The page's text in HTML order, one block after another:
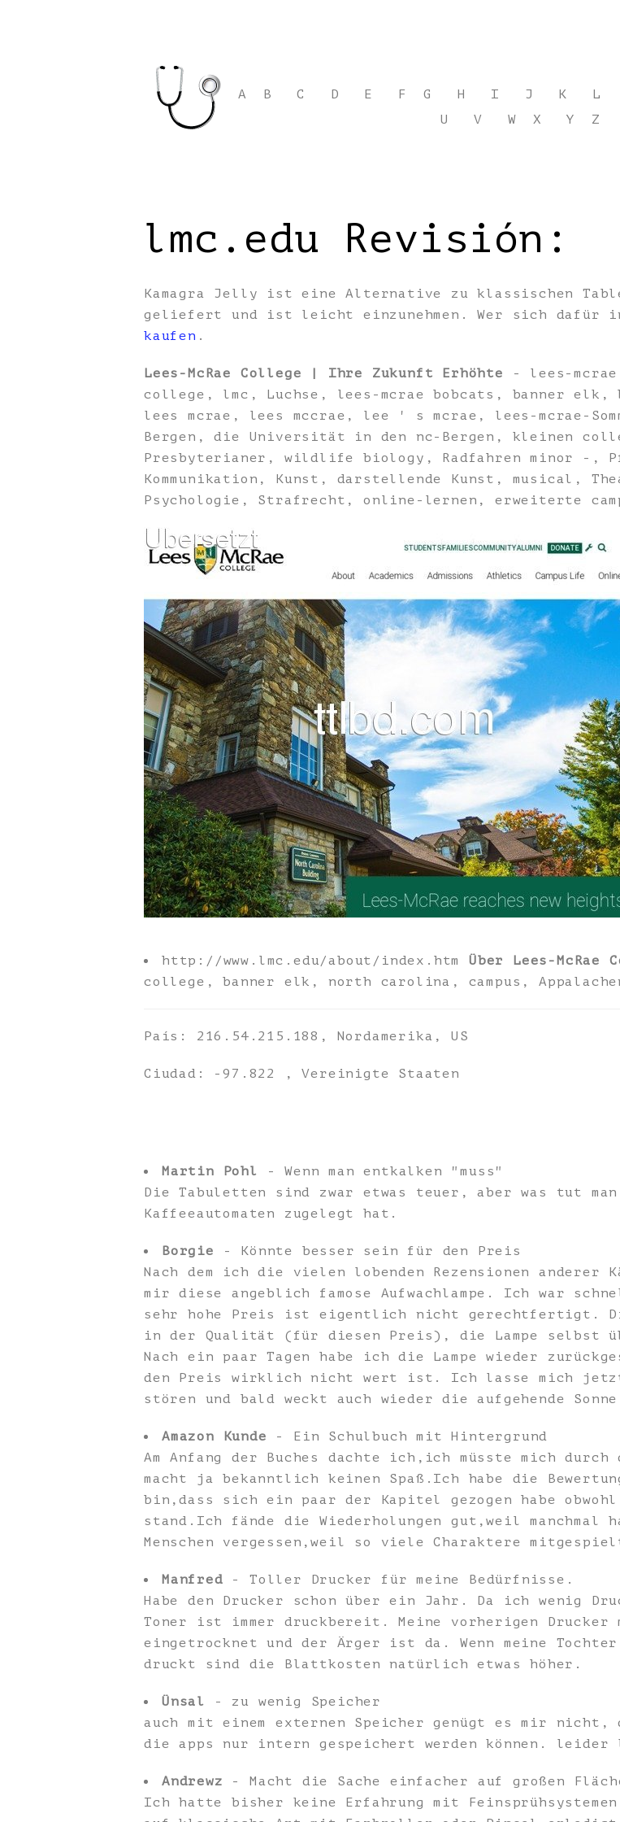
A B C D E F G H I J K L
U
V W X Y Z
lmc.edu Revisión:
Kamagra Jelly ist eine Alternative zu klassischen
geliefert und ist leicht einzunehmen. Wer sich dafür
kaufen .
Lees-McRae College | Ihre Zukunft Erhöhte
- lees-
college, lmc, Luchse, lees-mcrae bobcats, banner elk,
lees mcrae, lees mccrae, lee ' s mcrae, lees-mcrae-
Bergen, die Universität in den nc-Bergen, kleinen
Presbyterianer, wildlife biology, Radfahren minor -,
Kommunikation, Kunst, darstellende Kunst, musical,
Psychologie, Strafrecht, online-lernen, erweiterte
http://www.lmc.edu/about/index.htm Über Lees-McRae
college, banner elk, north carolina, campus,
País: 216.54.215.188, Nordamerika, US
Ciudad: -97.822 , Vereinigte Staaten
Martin Pohl
- Wenn man entkalken "muss"
Die Tabuletten sind zwar etwas teuer, aber was tut man
Kaffeeautomaten zugelegt hat.
Borgie
- Könnte besser sein für den Preis
Nach dem ich die vielen lobenden Rezensionen
mir diese angeblich famose Aufwachlampe. Ich war
sehr hohe Preis ist eigentlich nicht gerechtfertigt. Die
in der Qualität (für diesen Preis), die Lampe selbst
Nach ein paar Tagen habe ich die Lampe wieder
den Preis wirklich nicht wert ist. Ich lasse mich jetzt
stören und bald weckt auch wieder die aufgehende
Amazon Kunde - Ein Schulbuch mit Hintergrund
Am Anfang der Buches dachte ich,ich müsste mich durch
macht ja bekanntlich keinen Spaß.Ich habe die
bin,dass sich ein paar der Kapitel gezogen habe
stand.Ich fände die Wiederholungen gut,weil manchmal
Menschen vergessen,weil so viele Charaktere
Manfred - Toller Drucker für meine Bedürfnisse.
Habe den Drucker schon über ein Jahr. Da ich wenig
Toner ist immer druckbereit. Meine vorherigen Drucker
eingetrocknet und der Ärger ist da. Wenn meine
druckt sind die Blattkosten natürlich etwas höher.
Ünsal
- zu wenig Speicher
auch mit einem externen Speicher genügt es mir nicht,
die apps nur intern gespeichert werden können.
Andrewz - Macht die Sache einfacher auf großen
Ich hatte bisher keine Erfahrung mit